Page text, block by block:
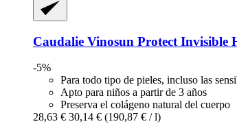
Caudalie Vinosun Protect Invisible
-5%
Para todo tipo de pieles, incluso las
Apto para niños a partir de 3 años
Preserva el colágeno natural del cuerpo
28,63 € 30,14 € (190,87 € / l)